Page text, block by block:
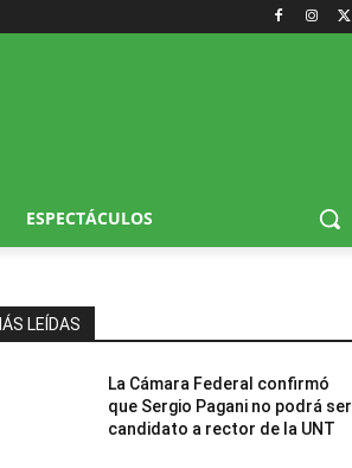
ESPECTÁCULOS
LEÍDAS
La Cámara Federal confirmó
que Sergio Pagani no podrá ser
candidato a rector de la UNT